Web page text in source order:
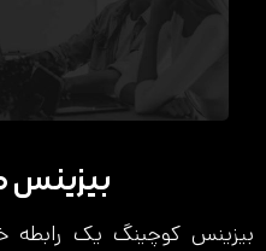
بیزینس کوچینگ یک رابطه